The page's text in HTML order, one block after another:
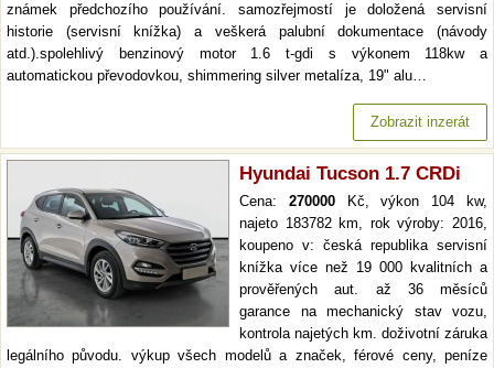
známek předchozího používání. samozřejmostí je doložená servisní
historie (servisní knížka) a veškerá palubní dokumentace (návody
atd.).spolehlivý benzinový motor 1.6 t-gdi s výkonem 118kw a
automatickou převodovkou, shimmering silver metalíza, 19" alu…
Zobrazit inzerát
Hyundai Tucson 1.7 CRDi
Cena: 270000Kč, výkon 104 kw,
najeto 183782 km, rok výroby: 2016,
koupeno v: česká republika servisní
knížka více než 19 000 kvalitních a
prověřených aut. až 36 měsíců
garance na mechanický stav vozu,
kontrola najetých km. doživotní záruka
legálního původu. výkup všech modelů a značek, férové ceny, peníze